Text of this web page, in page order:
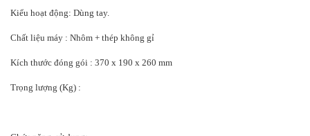
Kiểu hoạt động: Dùng tay.
Chất liệu máy : Nhôm + thép không gỉ
Kích thước đóng gói : 370 x 190 x 260 mm
Trọng lượng (Kg) :